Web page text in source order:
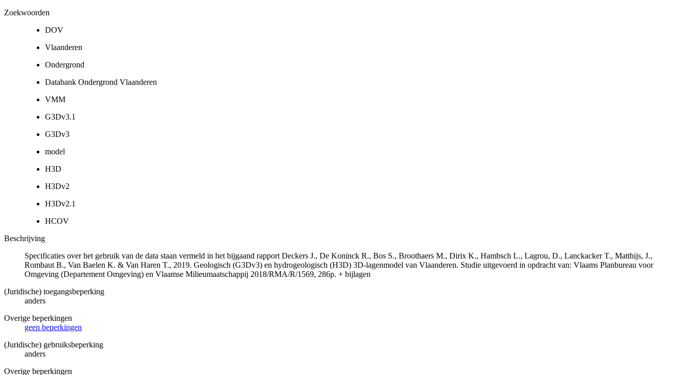
Zoekwoorden
DOV
Vlaanderen
Ondergrond
Databank Ondergrond Vlaanderen
VMM
G3Dv3.1
G3Dv3
model
H3D
H3Dv2
H3Dv2.1
HCOV
Beschrijving
Specificaties over het gebruik van de data staan vermeld in het bijgaand rapport Deckers J., De Koninck R., Bos S., Broothaers M., Dirix K., Hambsch L., Lagrou, D., Lanckacker T., Matthijs, J.,
Rombaut B., Van Baelen K. & Van Haren T., 2019. Geologisch (G3Dv3) en hydrogeologisch (H3D) 3D-lagenmodel van Vlaanderen. Studie uitgevoerd in opdracht van: Vlaams Planbureau voor
Omgeving (Departement Omgeving) en Vlaamse Milieumaatschappij 2018/RMA/R/1569, 286p. + bijlagen
(Juridische) toegangsbeperking
anders
Overige beperkingen
geen beperkingen
(Juridische) gebruiksbeperking
anders
Overige beperkingen